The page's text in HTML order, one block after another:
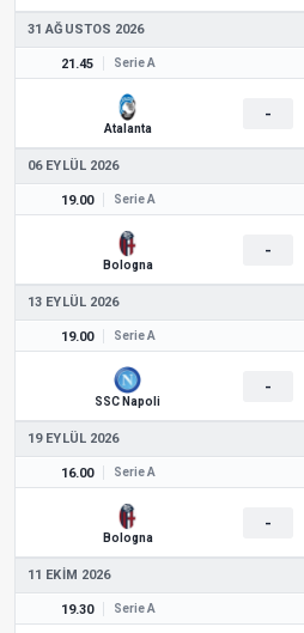
31 AĞUSTOS 2026
21.45 Serie A
Atalanta
-
06 EYLÜL 2026
19.00 Serie A
Bologna
-
13 EYLÜL 2026
19.00 Serie A
SSC Napoli
-
19 EYLÜL 2026
16.00 Serie A
Bologna
-
11 EKIM 2026
19.30 Serie A